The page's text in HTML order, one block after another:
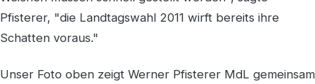
Pfisterer, "die Landtagswahl 2011 wirft bereits ihre
Schatten voraus."
Unser Foto oben zeigt Werner Pfisterer MdL gemeinsam